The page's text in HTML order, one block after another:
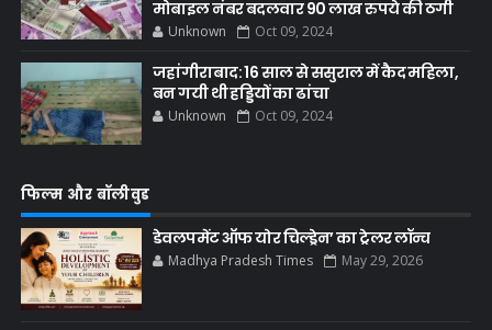
मोबाइल नंबर बदलवार 90 लाख रुपये की ठगी
Unknown Oct 09, 2024
जहांगीराबाद: 16 साल से ससुराल में कैद महिला,
बन गयी थी हड्डियों का ढांचा
Unknown Oct 09, 2024
फिल्म और बॉलीवुड
डेवलपमेंट ऑफ योर चिल्ड्रेन’ का ट्रेलर लॉन्च
Madhya Pradesh Times May 29, 2026